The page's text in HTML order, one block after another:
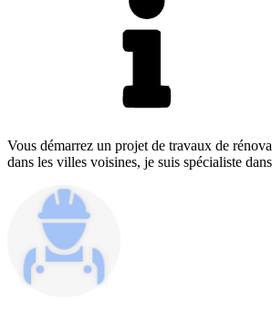
Vous démarrez un projet de travaux de
dans les villes voisines, je suis spécialiste